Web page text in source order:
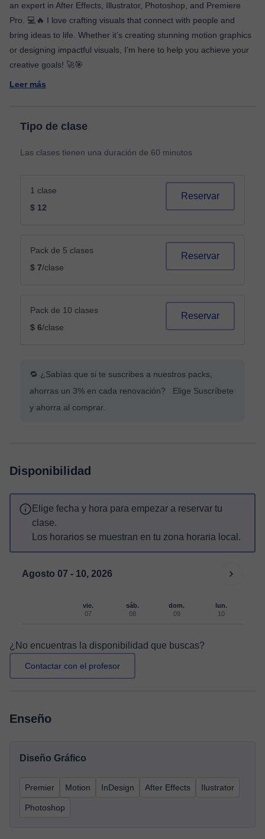
an expert in After Effects, Illustrator, Photoshop, and Premiere
Pro. 💻🔥 I love crafting visuals that connect with people and
bring ideas to life. Whether it’s creating stunning motion graphics
or designing impactful visuals, I’m here to help you achieve your
Leer más
Tipo de clase
Las clases tienen una duración de 60 minutos
1 clase
$ 12
Reservar
Pack de 5 clases
$ 7/clase
Reservar
Pack de 10 clases
$ 6/clase
Reservar
🔁 ¿Sabías que si te suscribes a nuestros packs,
ahorras un 3% en cada renovación? Elige Suscríbete
y ahorra al comprar.
Disponibilidad
Elige fecha y hora para empezar a reservar tu
clase.
Los horarios se muestran en tu zona horaria local.
Agosto 07 - 10, 2026
vie.
07
sáb.
08
dom.
09
lun.
10
¿No encuentras la disponibilidad que buscas?
Contactar con el profesor
Enseño
Diseño Gráfico
Premier Motion InDesign After Effects Ilustrator
Photoshop